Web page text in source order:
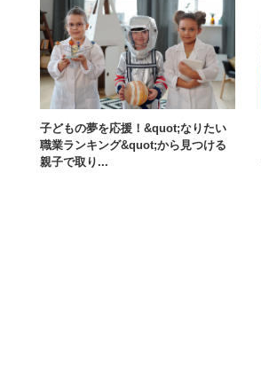
子どもの夢を応援！&quot;なりたい
職業ランキング&quot;から見つける
親子で取り...